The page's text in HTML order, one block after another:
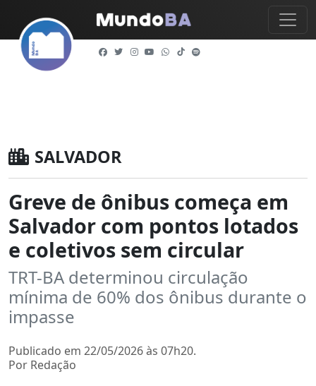
SALVADOR
Greve de ônibus começa em
Salvador com pontos lotados
e coletivos sem circular
TRT-BA determinou circulação
mínima de 60% dos ônibus durante o
impasse
Publicado em 22/05/2026 às 07h20.
Por Redação